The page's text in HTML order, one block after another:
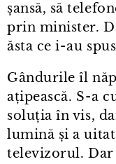
șansă, să
prin minister.
ăsta ce i⁠-⁠au
Gândurile îl
ațipească. S⁠-⁠a
soluția în vis,
lumină și a
televizorul.